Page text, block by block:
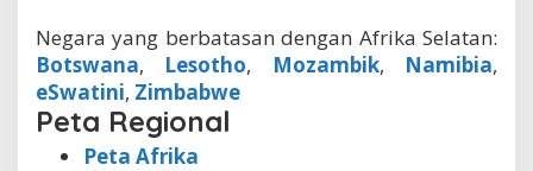
Negara yang berbatasan dengan Afrika Selatan:
Botswana, Lesotho, Mozambik, Namibia,
eSwatini, Zimbabwe
Peta Regional
Peta Afrika